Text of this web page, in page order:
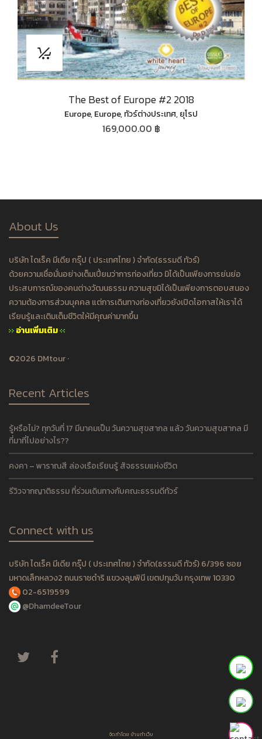
The Best of Europe #2 2018
Europe,Europe,ทัวร์ต่างประเทศ,ยุโรป
169,000.00 ฿
About Us
บริษัท ไดเร็ค มีเดีย กรุ๊ป ( ประเทศไทย ) จำกัด(ธรรมดี ทัวร์)
ด้วยความเชื่อมั่นอย่างเต็มเปี่ยมว่าการท่องเที่ยว มิได้เป็นเพียงการย่นย่อ
ประสบการณ์ของคนต่างวัฒนธรรม ความสุขมิได้เป็นเพียงการตอบสนอง
ความต้องการส่วนบุคคล แต่การเดินทางท่องเที่ยวยังเปิดโอกาสให้เราได้
เรียนรู้และเติมเต็มชีวิตให้มีคุณค่ามากขึ้น
อ่านเพิ่มเติม
©2026 DMtour ·
Recent Articles
รู้หรือไม่? ทุกวันที่ 17 มีนาคมเป็น วันความสุขสากล แล้ว วันความสุขสากล มี
ที่มาที่ไปอย่างไร??
คงคา – พาราณสี ล่องเรือเรียนรู้ สัจธรรมแห่งชีวิต
รีวิวจากญาติธรรม ที่ร่วมเดินทางกับคณะธรรมดีทัวร์
Connect with us
บริษัท ไดเร็ค มีเดีย กรุ๊ป ( ประเทศไทย ) จำกัด(ธรรมดี ทัวร์) 6/396 ซอย
มหาดเล็กหลวง2 ถนนราชดำริ แขวงลุมพินี เขตปทุมวัน กรุงเทพ 10330
02-6519599
@DhamdeeTour
จัดทำโดย บ้านทำเว็บ